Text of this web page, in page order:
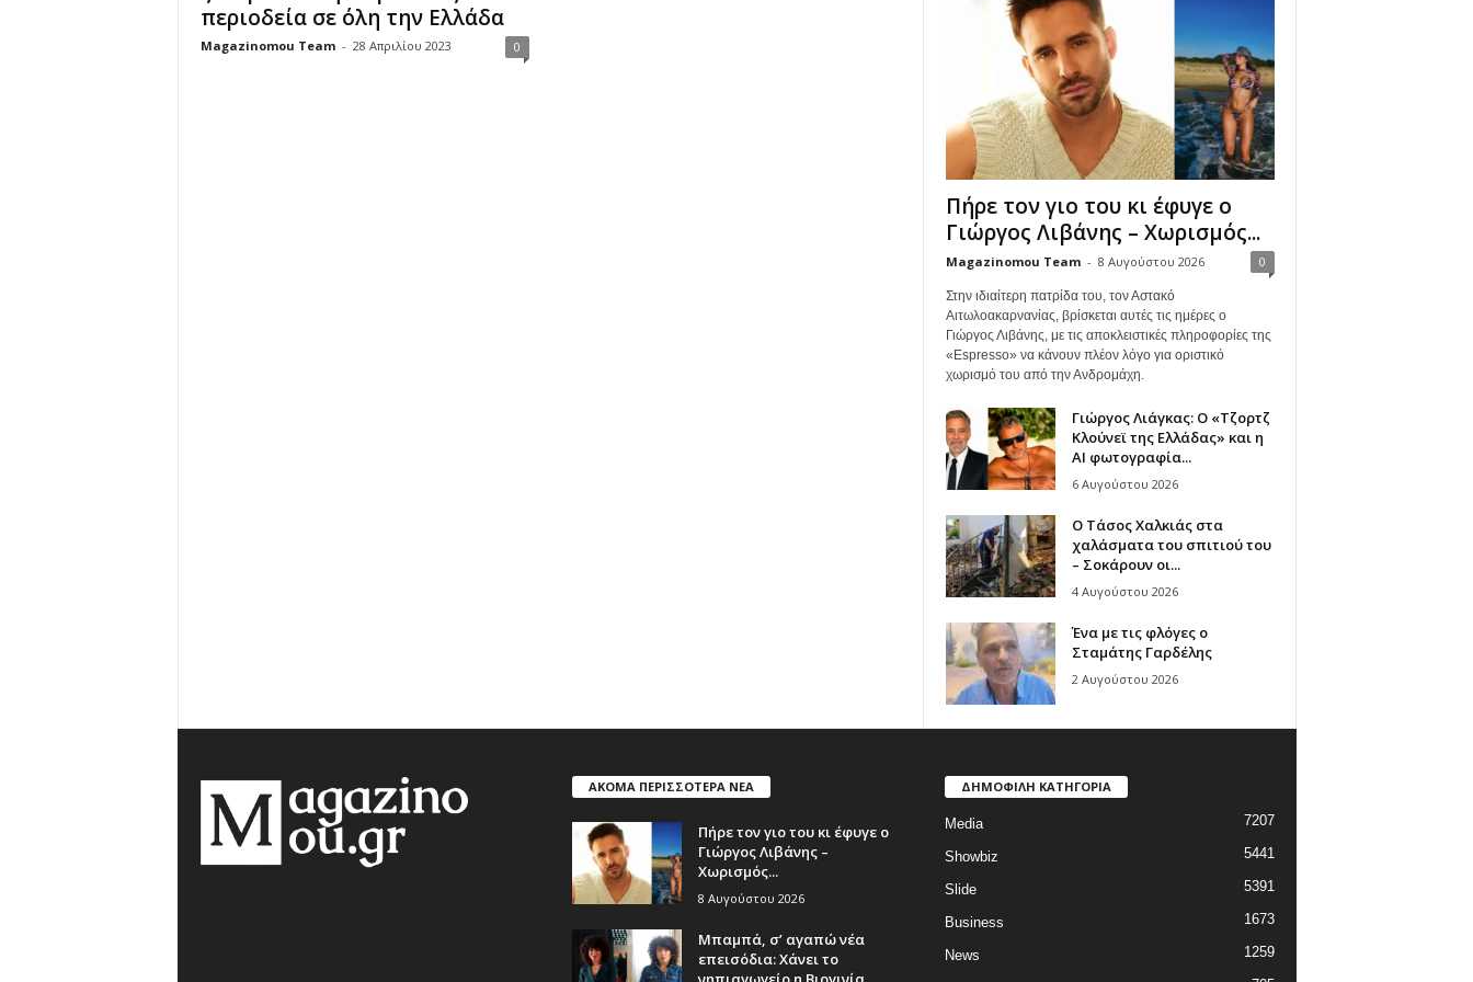
περιοδεία σε όλη την Ελλάδα
Magazinomou Team - 28 Απριλίου 2023 0
Πήρε τον γιο του κι έφυγε ο
Γιώργος Λιβάνης – Χωρισμός...
Magazinomou Team - 8 Αυγούστου 2026 0
Στην ιδιαίτερη πατρίδα του, τον Αστακό
Αιτωλοακαρνανίας, βρίσκεται αυτές τις ημέρες ο
Γιώργος Λιβάνης, με τις αποκλειστικές πληροφορίες της
«Espresso» να κάνουν πλέον λόγο για οριστικό
χωρισμό του από την Ανδρομάχη.
Γιώργος Λιάγκας: Ο «Τζορτζ
Κλούνεϊ της Ελλάδας» και η
AI φωτογραφία...
6 Αυγούστου 2026
Ο Τάσος Χαλκιάς στα
χαλάσματα του σπιτιού του
– Σοκάρουν οι...
4 Αυγούστου 2026
Ένα με τις φλόγες ο
Σταμάτης Γαρδέλης
2 Αυγούστου 2026
ΑΚΟΜΑ ΠΕΡΙΣΣΟΤΕΡΑ ΝΕΑ
Πήρε τον γιο του κι έφυγε ο
Γιώργος Λιβάνης –
Χωρισμός...
8 Αυγούστου 2026
Μπαμπά, σ’ αγαπώ νέα
επεισόδια: Χάνει το
ΔΗΜΟΦΙΛΗ ΚΑΤΗΓΟΡΙΑ
Media 7207
Showbiz 5441
Slide 5391
Business 1673
News 1259